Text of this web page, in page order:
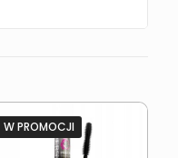
W PROMOCJI